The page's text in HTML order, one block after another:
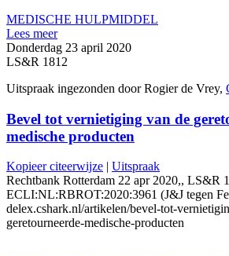
MEDISCHE HULPMIDDEL
Lees meer
Donderdag 23 april 2020
LS&R 1812
Uitspraak ingezonden door Rogier de Vrey,
Bevel tot vernietiging van de
medische producten
Kopieer citeerwijze | Uitspraak
Rechtbank Rotterdam 22 apr 2020,, LS&R
ECLI:NL:RBROT:2020:3961 (J&J tegen
delex.cshark.nl/artikelen/bevel-tot-
geretourneerde-medische-producten